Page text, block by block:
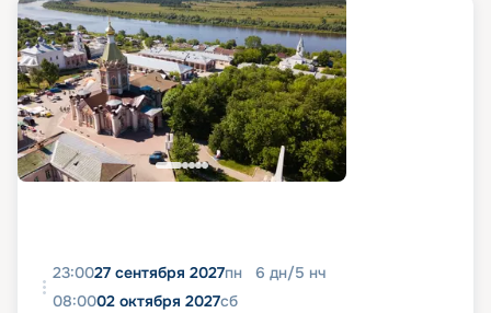
23:0027 сентября 2027пн 6 дн/5 нч
08:0002 октября 2027сб